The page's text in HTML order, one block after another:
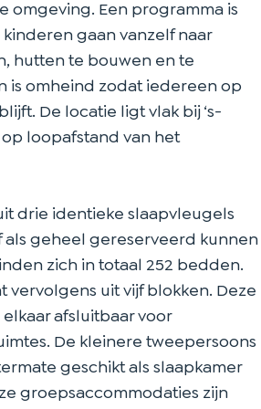
omgeving. Een programma is
gaan vanzelf naar
hutten te bouwen en te
is omheind zodat iedereen op
De locatie ligt vlak bij ‘s-
loopafstand van het
drie identieke slaapvleugels
als geheel gereserveerd kunnen
zich in totaal 252 bedden.
vervolgens uit vijf blokken. Deze
afsluitbaar voor
De kleinere tweepersoons
geschikt als slaapkamer
groepsaccommodaties zijn